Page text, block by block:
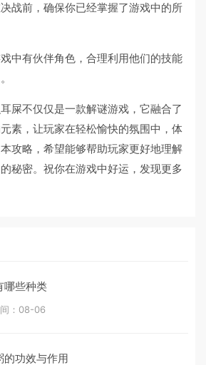
战前，确保你已经掌握了游戏中的所
中有伙伴角色，合理利用他们的技能
屎不仅仅是一款解谜游戏，它融合了
素，让玩家在轻松愉快的氛围中，体
攻略，希望能够帮助玩家更好地理解
秘密。祝你在游戏中好运，发现更多
哪些种类
：08-06
的功效与作用